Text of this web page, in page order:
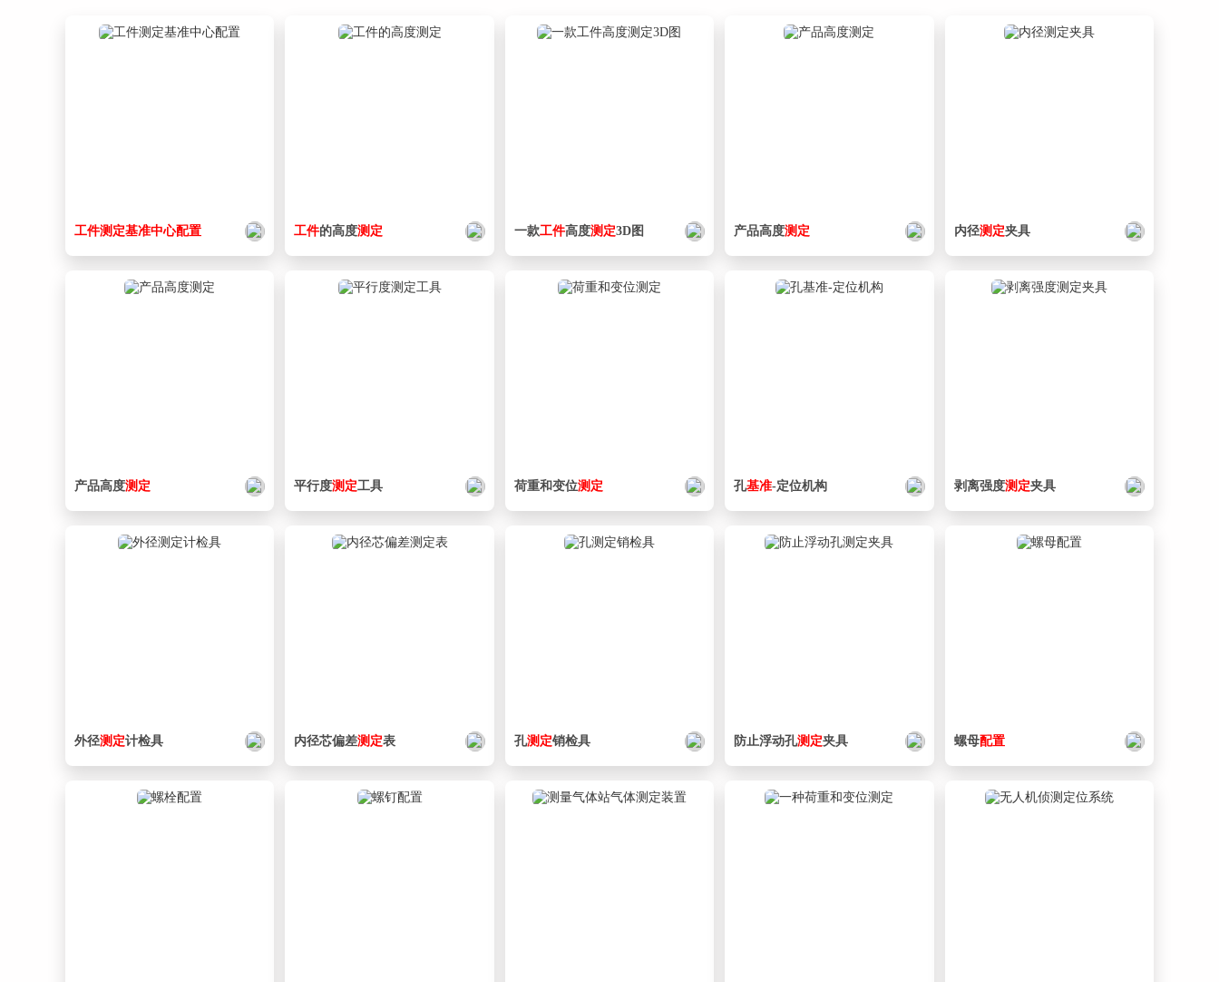
17. 0334_212_Bench.SLDPRT
23. 0334_303_CB6-10.SLDPRT 140 KB
30. 0334_Z_MC04-3L_3.sldprt 155 KB
31. 0334_Z_MC04-3L_4.sldprt 113 KB
32. 0334_Z_MC04-3L_5.sldprt
38. Thumbs.db 257 KB
工件测定基准中心配置 工件的高度测定 一款工件高度测定3D图 产品高度测定 内径测定夹具
产品高度测定 平行度测定工具 荷重和变位测定 孔基准-定位机构 剥离强度测定夹具
外径测定计检具 内径芯偏差测定表 孔测定销检具 防止浮动孔测定夹具 螺母配置